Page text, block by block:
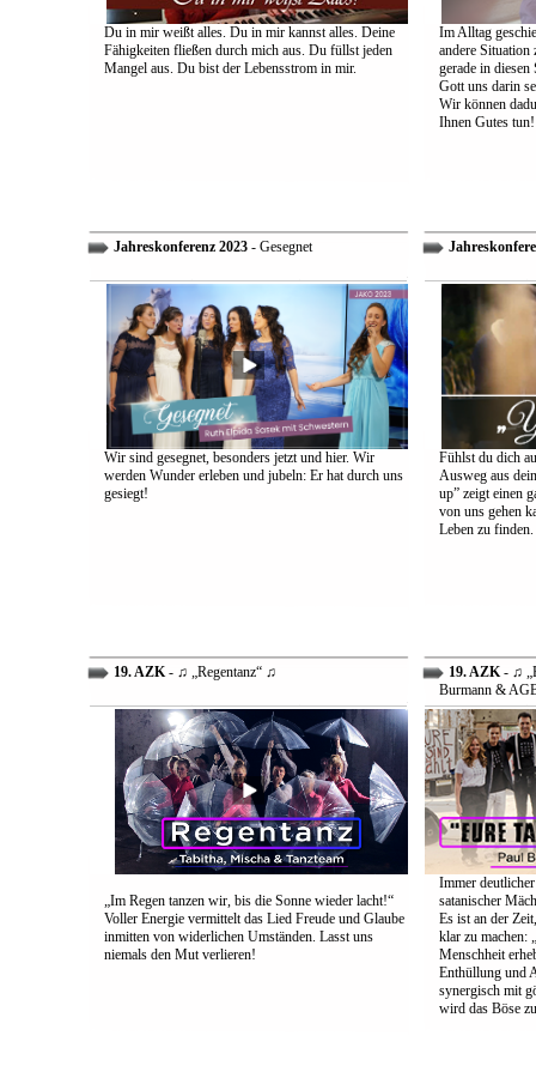
Du in mir weißt alles. Du in mir kannst alles. Deine
Fähigkeiten fließen durch mich aus. Du füllst jeden
Mangel aus. Du bist der Lebensstrom in mir.
Im Alltag
andere
gerade in
Gott uns darin
Wir können
Ihnen Gutes tun!
Jahreskonferenz 2023- Gesegnet
Wir sind gesegnet, besonders jetzt und hier. Wir
werden Wunder erleben und jubeln: Er hat durch uns
gesiegt!
Fühlst du dich
Ausweg aus
up” zeigt einen
von uns gehen
Leben zu finden.
19. AZK- ♫ „Regentanz“ ♫
„Im Regen tanzen wir, bis die Sonne wieder lacht!“
Voller Energie vermittelt das Lied Freude und Glaube
inmitten von widerlichen Umständen. Lasst uns
niemals den Mut verlieren!
19. AZK- ♫
Burmann &
Immer
satanischer
Es ist an der
klar zu machen:
Menschheit
Enthüllung und
synergisch mit
wird das Böse